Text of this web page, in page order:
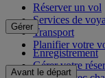
Réserver un vol
Services de
Transport
Planifier votre
Gérer
Enregistrement
Gérer votre
Avant le départ